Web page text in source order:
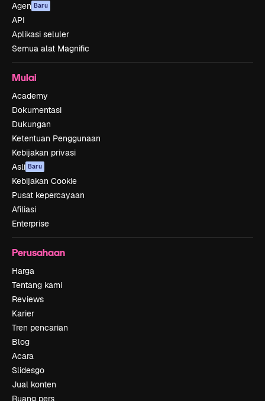
Agen Baru
API
Aplikasi seluler
Semua alat Magnific
Mulai
Academy
Dokumentasi
Dukungan
Ketentuan Penggunaan
Kebijakan privasi
Asli Baru
Kebijakan Cookie
Pusat kepercayaan
Afiliasi
Enterprise
Perusahaan
Harga
Tentang kami
Reviews
Karier
Tren pencarian
Blog
Acara
Slidesgo
Jual konten
Ruang pers